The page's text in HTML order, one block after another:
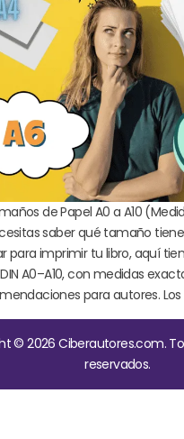
de Papel A0 a A10
saber qué tamaño
para imprimir tu libro, aquí
A0–A10, con medidas
para autores.
© 2026 Ciberautores.com.
reservados.